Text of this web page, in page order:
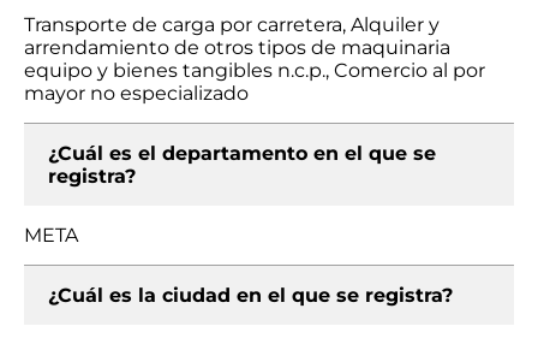
Transporte de carga por carretera, Alquiler y
arrendamiento de otros tipos de maquinaria
equipo y bienes tangibles n.c.p., Comercio al por
mayor no especializado
¿Cuál es el departamento en el que se
registra?
META
¿Cuál es la ciudad en el que se registra?